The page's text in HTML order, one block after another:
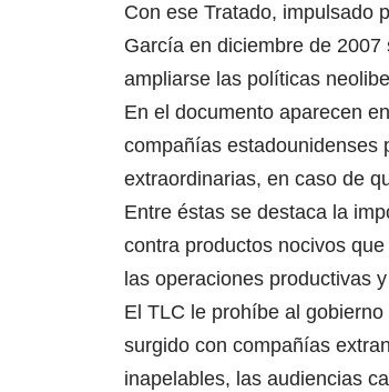
Con ese Tratado, impulsado
García en diciembre de
ampliarse las políticas
En el documento aparecen
compañías estadounidenses
extraordinarias, en caso de
Entre éstas se destaca la
contra productos nocivos
las operaciones productivas
El TLC le prohíbe al
surgido con compañías
inapelables, las audiencias